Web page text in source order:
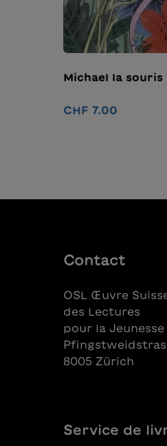
Michael la souris
CHF 7.00
Contact
OSL Œuvre
des Lectures
pour la Jeunesse
8005 Zürich
Service de